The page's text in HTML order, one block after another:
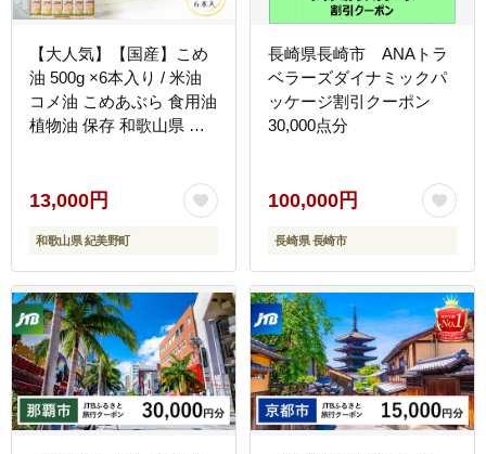
【大人気】【国産】こめ
油 500g ×6本入り / 米油
コメ油 こめあぶら 食用油
植物油 保存 和歌山県 人
3L ※離島への配送不可
13,000円
和歌山県 紀美野町
長崎県長崎市 ANAトラ
ベラーズダイナミックパ
ッケージ割引クーポン
30,000点分
100,000円
長崎県 長崎市